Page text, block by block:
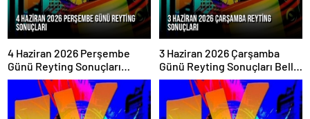
4 Haziran 2026 Perşembe
Günü Reyting Sonuçları
Açıklandı
3 Haziran 2026 Çarşamba
Günü Reyting Sonuçları Belli
Oldu